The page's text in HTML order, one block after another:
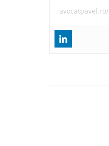
avocatpavel.ro/